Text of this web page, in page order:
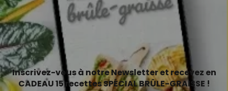
Inscrivez-vous à notre Newsletter et recevez en
CADEAU 15 recettes SPÉCIAL BRÛLE-GRAISSE !